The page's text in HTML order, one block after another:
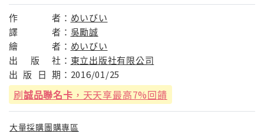
作 者： めいびい
譯
者： 吳勵誠
繪
者： めいびい
出
版 社： 東立出版社有限公司
出 版 日 期： 2016/01/25
刷誠品聯名卡 ，天天享最高7%回饋
大量採購團購專區